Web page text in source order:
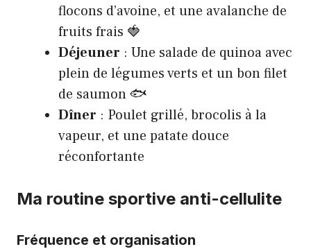
flocons d’avoine, et une avalanche de
fruits frais 🍓
Déjeuner : Une salade de quinoa avec
plein de légumes verts et un bon filet
de saumon 🐟
Dîner : Poulet grillé, brocolis à la
vapeur, et une patate douce
réconfortante
Ma routine sportive anti-cellulite
Fréquence et organisation